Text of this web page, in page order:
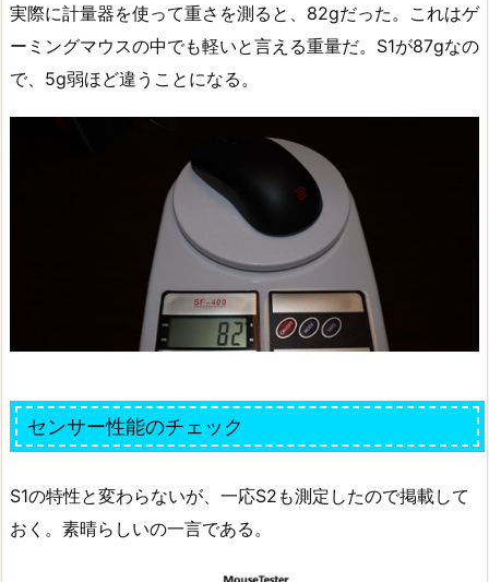
実際に計量器を使って重さを測ると、82gだった。これはゲ
ーミングマウスの中でも軽いと言える重量だ。S1が87gなの
で、5g弱ほど違うことになる。
センサー性能のチェック
S1の特性と変わらないが、一応S2も測定したので掲載して
おく。素晴らしいの一言である。